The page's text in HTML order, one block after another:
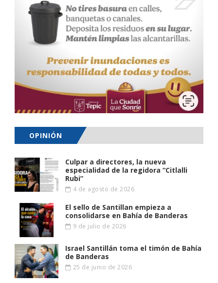
OPINIÓN
Culpar a directores, la nueva
especialidad de la regidora “Citlalli
Rubi”
4 de agosto de 2026
El sello de Santillan empieza a
consolidarse en Bahía de Banderas
9 de julio de 2026
Israel Santillán toma el timón de Bahía
de Banderas
25 de junio de 2026